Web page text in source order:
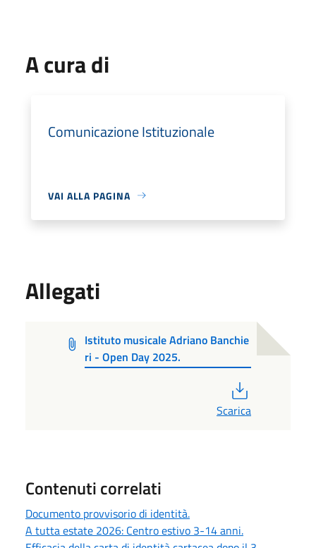
A cura di
Comunicazione Istituzionale
VAI ALLA PAGINA
Allegati
Istituto musicale Adriano Banchie
ri - Open Day 2025.
Scarica
Contenuti correlati
Documento provvisorio di identità.
A tutta estate 2026: Centro estivo 3-14 anni.